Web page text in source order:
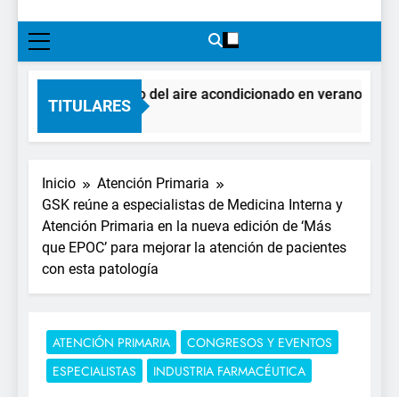
Farmacéutica, Atención Primaria,
Especialistas, Farmacia, Etc…
TITULARES
El impacto del aire acondicionado en verano:
4 Días Atrás
Inicio
Atención Primaria
GSK reúne a especialistas de Medicina Interna y
Atención Primaria en la nueva edición de ‘Más
que EPOC’ para mejorar la atención de pacientes
con esta patología
ATENCIÓN PRIMARIA
CONGRESOS Y EVENTOS
ESPECIALISTAS
INDUSTRIA FARMACÉUTICA